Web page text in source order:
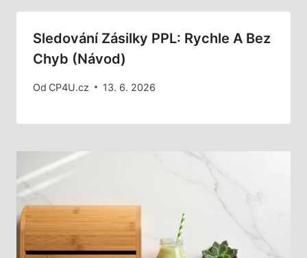
Sledování Zásilky PPL: Rychle A Bez
Chyb (Návod)
Od CP4U.cz 13. 6. 2026